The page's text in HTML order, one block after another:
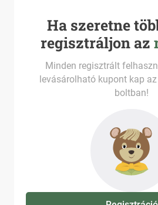
Ha szeretne
regisztráljon az
Minden regisztrált
levásárolható kupont kap
boltban!